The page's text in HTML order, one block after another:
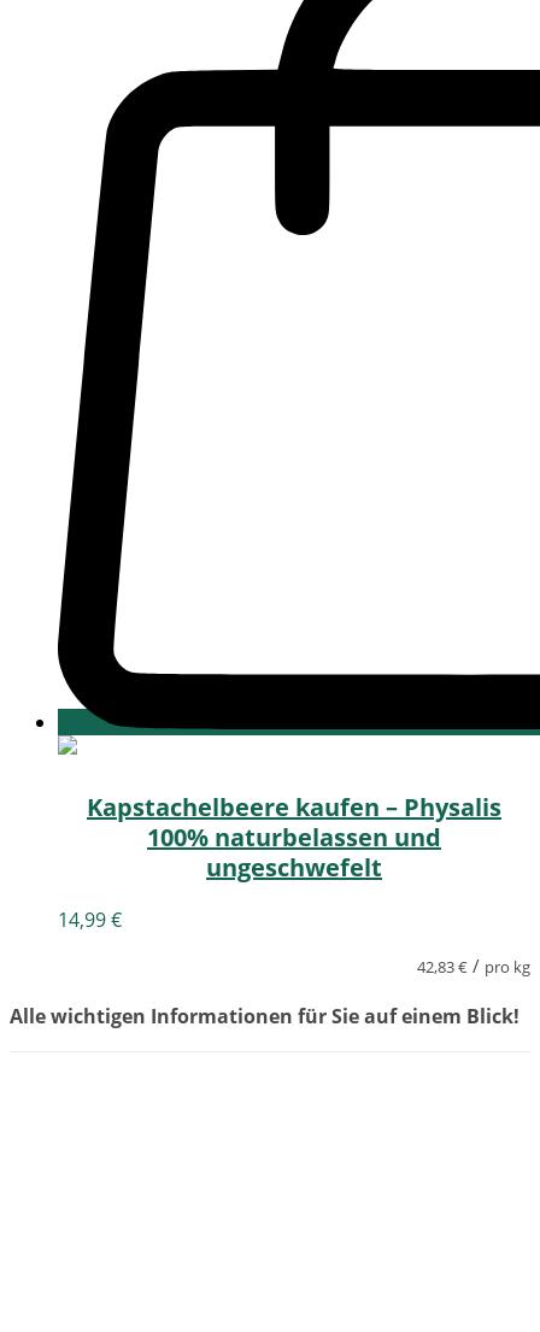
Kapstachelbeere kaufen – Physalis
100% naturbelassen und
ungeschwefelt
14,99€
42,83€ / pro kg
Alle wichtigen Informationen für Sie auf einem Blick!